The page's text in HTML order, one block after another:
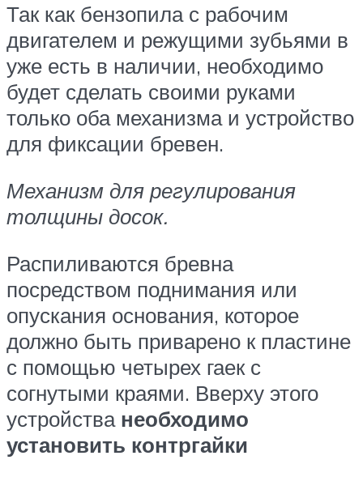
Так как бензопила с рабочим
двигателем и режущими зубьями в
уже есть в наличии, необходимо
будет сделать своими руками
только оба механизма и устройство
для фиксации бревен.
Механизм для регулирования
толщины досок.
Распиливаются бревна
посредством поднимания или
опускания основания, которое
должно быть приварено к пластине
с помощью четырех гаек с
согнутыми краями. Вверху этого
устройства необходимо
установить контргайки